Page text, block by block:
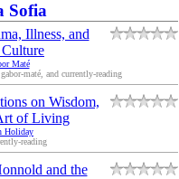
Sofia
Illness, and
Maté
maté, and currently-reading
on Wisdom,
of Living
Holiday
reading
and the